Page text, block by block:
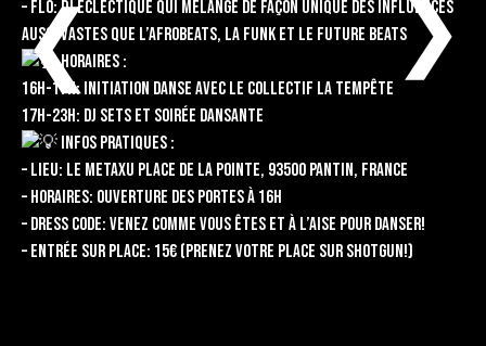
– Flo: DJ éclectique qui mélange de façon unique des influences
aussi vastes que l’Afrobeats, la Funk et le Future Beats
HORAIRES :
16h-17h: initiation danse avec le collectif La Tempête
17h-23h: DJ Sets et soirée dansante
INFOS PRATIQUES :
– Lieu: le Metaxu Place de la Pointe, 93500 Pantin, France
– Horaires: ouverture des portes à 16h
– Dress code: venez comme vous êtes et à l’aise pour danser!
– Entrée sur place: 15€ (prenez votre place sur Shotgun!)
❮
❮